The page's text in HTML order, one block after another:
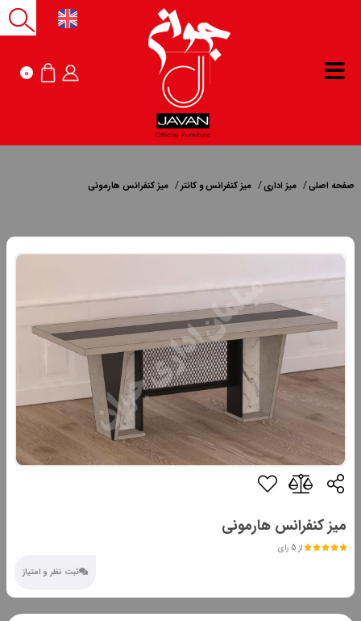
0
صفحه اصلی میز اداری میز کنفرانس و کانتر میز کنفرانس هارمونی
میز کنفرانس هارمونی
از 5 رای
ثبت نظر و امتیاز